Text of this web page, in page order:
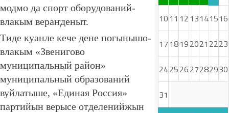
модмо да спорт оборудований-
влакым вераҥденыт.
Тиде куанле кече дене погынышо-
влакым «Звенигово
муниципальный район»
муниципальный образований
вуйлатыше, «Единая Россия»
партийын верысе отделенийжын
1011 1213141516
1718192021 2223
24252627282930
31